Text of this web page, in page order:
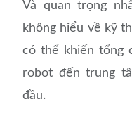
Và quan trọng
không hiểu về kỹ
có thể khiến tổng
robot đến trung
đầu.